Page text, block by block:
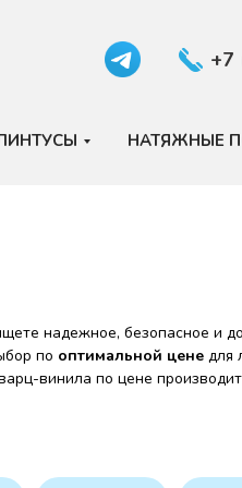
+7
НАТЯЖНЫЕ
надежное, безопасное и
по оптимальной цене для
винила по цене